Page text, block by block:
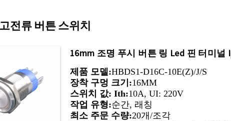
전류 버튼 스위치
16mm 조명 푸시 버튼 링 Led 핀 터미널
제품 모델:HBDS1-D16C-10E(Z)/J/S
장착 구멍 크기:16MM
스위치 값: Ith:10A, UI: 220V
작업 유형:순간, 래칭
최소 주문 수량:20개/조각